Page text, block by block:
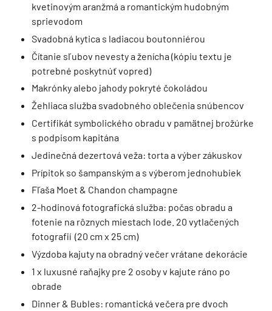
kvetinovým aranžmá a romantickým hudobným
sprievodom
Svadobná kytica s ladiacou boutonniérou
Čítanie sľubov nevesty a ženícha (kópiu textu je
potrebné poskytnúť vopred)
Makrónky alebo jahody pokryté čokoládou
Žehliaca služba svadobného oblečenia snúbencov
Certifikát symbolického obradu v pamätnej brožúrke
s podpisom kapitána
Jedinečná dezertová veža: torta a výber zákuskov
Prípitok so šampanským a s výberom jednohubiek
Fľaša Moet & Chandon champagne
2-hodinová fotografická služba: počas obradu a
fotenie na rôznych miestach lode. 20 vytlačených
fotografií (20 cm x 25 cm)
Výzdoba kajuty na obradný večer vrátane dekorácie
1 x luxusné raňajky pre 2 osoby v kajute ráno po
obrade
Dinner & Bubles: romantická večera pre dvoch